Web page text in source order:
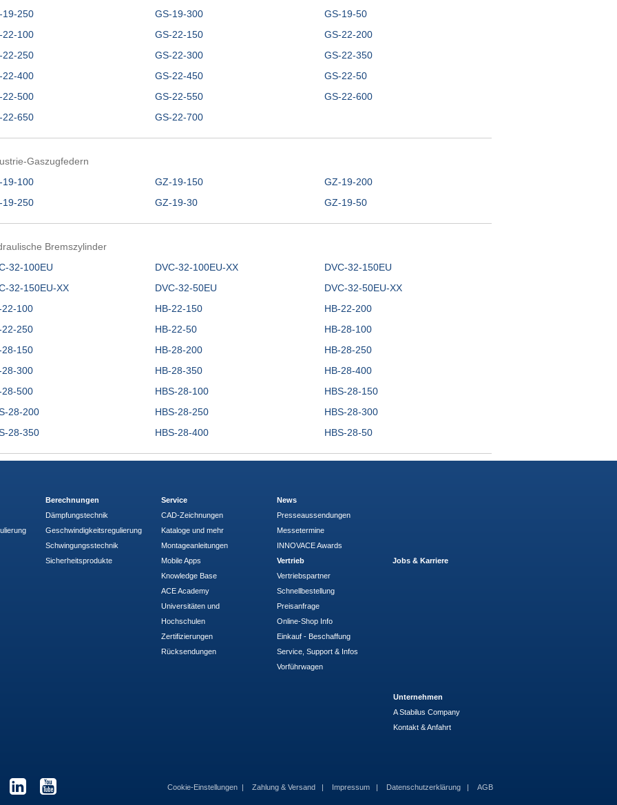
19-250
GS-19-300
GS-19-50
22-100
GS-22-150
GS-22-200
22-250
GS-22-300
GS-22-350
22-400
GS-22-450
GS-22-50
22-500
GS-22-550
GS-22-600
22-650
GS-22-700
Gaszugfedern
19-100
GZ-19-150
GZ-19-200
19-250
GZ-19-30 GZ-19-50
Bremszylinder
32-100EU
DVC-32-100EU-XX
DVC-32-150EU
32-150EU-XX
DVC-32-50EU
DVC-32-50EU-XX
22-100
HB-22-150
HB-22-200
22-250
HB-22-50
HB-28-100
28-150
HB-28-200
HB-28-250
28-300
HB-28-350
HB-28-400
28-500
HBS-28-100
HBS-28-150
28-200
HBS-28-250
HBS-28-300
28-350
HBS-28-400 HBS-28-50
Berechnungen
Dämpfungstechnik
Geschwindigkeitsregulierung
Schwingungsstechnik
Sicherheitsprodukte
Service
CAD-Zeichnungen
Kataloge und mehr
Montageanleitungen
Mobile Apps
Knowledge Base
ACE Academy
Universitäten und
Hochschulen
Zertifizierungen
Rücksendungen
News
Presseaussendungen
Messetermine
INNOVACE Awards
Vertrieb
Vertriebspartner
Schnellbestellung
Preisanfrage
Online-Shop Info
Einkauf - Beschaffung
Service, Support & Infos
Vorführwagen
Jobs & Karriere
Unternehmen
A Stabilus Company
Kontakt & Anfahrt
Cookie-Einstellungen Zahlung & Versand Impressum Datenschutzerklärung AGB